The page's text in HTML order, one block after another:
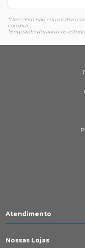
*Desconto não cumulativo
compra.
*Enquanto durarem os
Atendimento
Nossas Lojas